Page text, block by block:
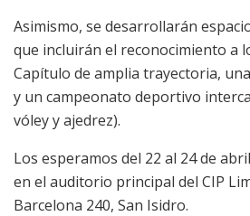
Asimismo, se desarrollarán
que incluirán el reconocimiento a
Capítulo de amplia trayectoria,
y un campeonato deportivo
vóley y ajedrez).
Los esperamos del 22 al 24 de
en el auditorio principal del CIP
Barcelona 240, San Isidro.